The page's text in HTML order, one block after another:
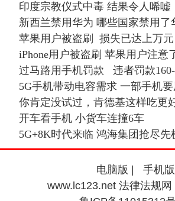
印度宗教仪式中毒 结果令人唏嘘
新西兰禁用华为 哪些国家禁用了
苹果用户被盗刷 损失已达上万元
iPhone用户被盗刷 苹果用户注意
过马路用手机罚款 违者罚款160-
5G手机带动电容需求 一部手机要
你肯定没试过，肯德基这样吃更
开车看手机 小货车连撞6车
5G+8K时代来临 鸿海集团抢尽先
电脑版
手机版
www.lc123.net 法律法规网